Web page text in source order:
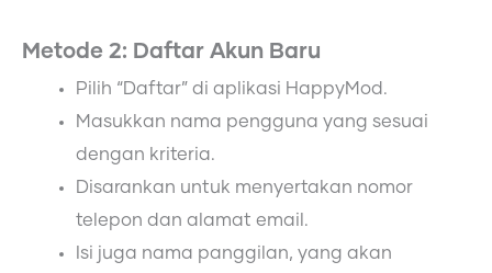
Metode 2: Daftar Akun Baru
Pilih “Daftar” di aplikasi HappyMod.
Masukkan nama pengguna yang sesuai
dengan kriteria.
Disarankan untuk menyertakan nomor
telepon dan alamat email.
Isi juga nama panggilan, yang akan